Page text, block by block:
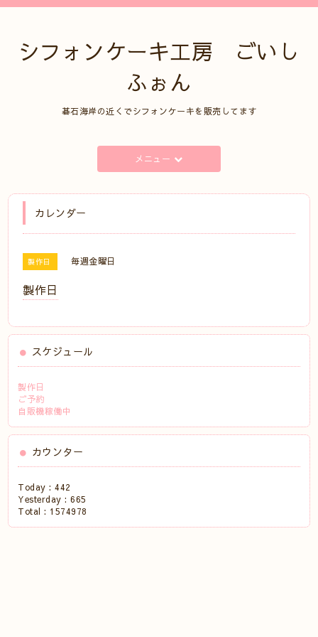
シフォンケーキ工房 ごいし
ふぉん
碁石海岸の近くでシフォンケーキを販売してます
メニュー
カレンダー
製作日 毎週金曜日
製作日
スケジュール
製作日
ご予約
自販機稼働中
カウンター
Today :442
Yesterday :665
Total : 1574978